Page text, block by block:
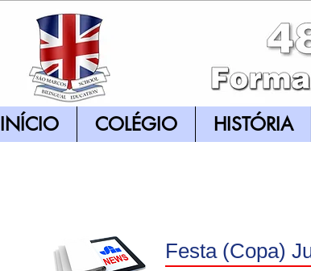
INÍCIO COLÉGIO HISTÓRIA
Festa (Copa)